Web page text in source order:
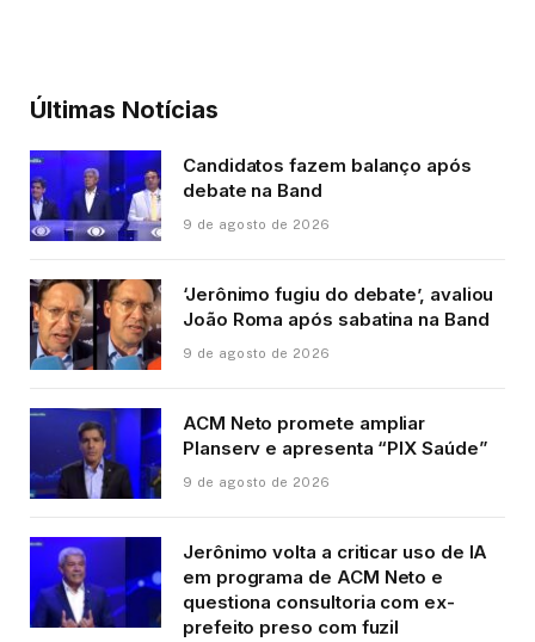
Últimas Notícias
Candidatos fazem balanço após
debate na Band
9 de agosto de 2026
‘Jerônimo fugiu do debate’, avaliou
João Roma após sabatina na Band
9 de agosto de 2026
ACM Neto promete ampliar
Planserv e apresenta “PIX Saúde”
9 de agosto de 2026
Jerônimo volta a criticar uso de IA
em programa de ACM Neto e
questiona consultoria com ex-
prefeito preso com fuzil